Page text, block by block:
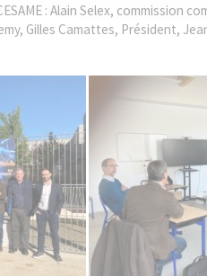
: Alain Selex,
Gilles Camattes, Président,